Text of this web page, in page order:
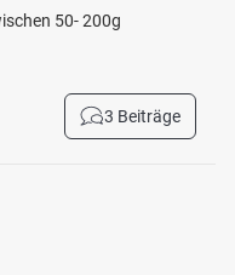
50- 200g
3 Beiträge